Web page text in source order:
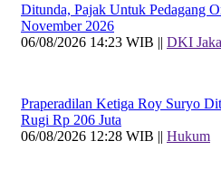
Ditunda, Pajak Untuk Pedagang
November 2026
06/08/2026 14:23 WIB || DKI
Praperadilan Ketiga Roy Suryo
Rugi Rp 206 Juta
06/08/2026 12:28 WIB || Hukum